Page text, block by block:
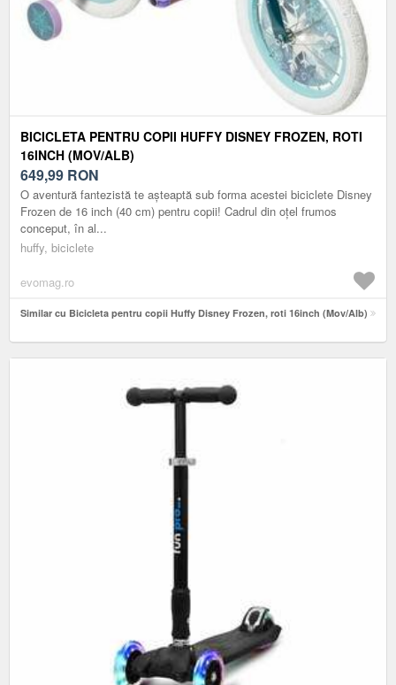
BICICLETA PENTRU COPII HUFFY DISNEY FROZEN, ROTI
16INCH (MOV/ALB)
649,99 RON
O aventură fantezistă te așteaptă sub forma acestei biciclete Disney
Frozen de 16 inch (40 cm) pentru copii! Cadrul din oțel frumos
conceput, în al...
huffy, biciclete
evomag.ro
Similar cu Bicicleta pentru copii Huffy Disney Frozen, roti 16inch (Mov/Alb)